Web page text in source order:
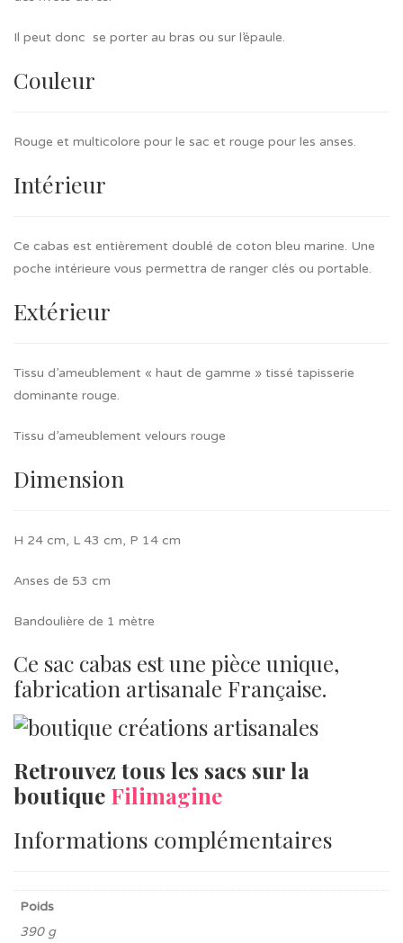
Il peut donc se porter au bras ou sur l’épaule.
Couleur
Rouge et multicolore pour le sac et rouge pour les anses.
Intérieur
Ce cabas est entièrement doublé de coton bleu marine. Une
poche intérieure vous permettra de ranger clés ou portable.
Extérieur
Tissu d’ameublement « haut de gamme » tissé tapisserie
dominante rouge.
Tissu d’ameublement velours rouge
Dimension
H 24 cm, L 43 cm, P 14 cm
Anses de 53 cm
Bandoulière de 1 mètre
Ce sac cabas est une pièce unique,
fabrication artisanale Française.
Retrouvez tous les sacs sur la
boutique Filimagine
Informations complémentaires
Poids
390 g